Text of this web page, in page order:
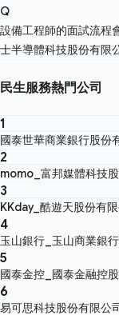
Q
設備工程師的面試流程
士半導體科技股份有限
民生服務熱門公司
1
國泰世華商業銀行股份
2
momo_富邦媒體科技
3
KKday_酷遊天股份有
4
玉山銀行_玉山商業銀
5
國泰金控_國泰金融控
6
易可思科技股份有限公